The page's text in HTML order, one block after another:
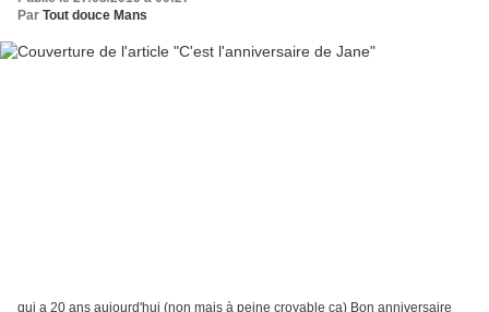
Par Tout douce Mans
qui a 20 ans aujourd'hui (non mais à peine croyable ça) Bon anniversaire